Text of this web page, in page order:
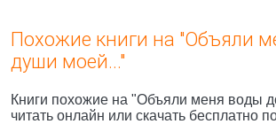
Похожие книги на "Объяли
души моей..."
Книги похожие на "Объяли меня воды
читать онлайн или скачать бесплатно